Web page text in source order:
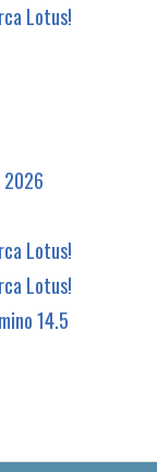
Lotus!
2026
Lotus!
Lotus!
14.5